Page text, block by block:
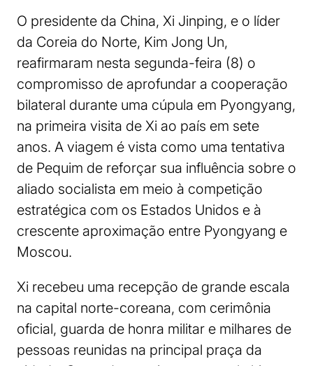
O presidente da China, Xi Jinping, e o líder
da Coreia do Norte, Kim Jong Un,
reafirmaram nesta segunda-feira (8) o
compromisso de aprofundar a cooperação
bilateral durante uma cúpula em Pyongyang,
na primeira visita de Xi ao país em sete
anos. A viagem é vista como uma tentativa
de Pequim de reforçar sua influência sobre o
aliado socialista em meio à competição
estratégica com os Estados Unidos e à
crescente aproximação entre Pyongyang e
Moscou.
Xi recebeu uma recepção de grande escala
na capital norte-coreana, com cerimônia
oficial, guarda de honra militar e milhares de
pessoas reunidas na principal praça da